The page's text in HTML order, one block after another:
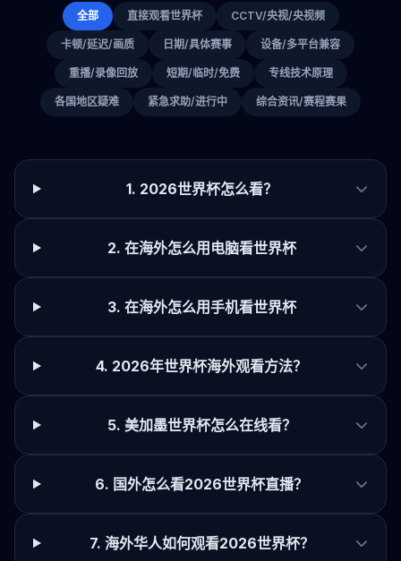
全部 直接观看世界杯 CCTV/央视/央视频
卡顿/延迟/画质 日期/具体赛事 设备/多平台兼容
重播/录像回放 短期/临时/免费 专线技术原理
各国地区疑难 紧急求助/进行中 综合资讯/赛程赛果
1. 2026世界杯怎么看？
2. 在海外怎么用电脑看世界杯
3. 在海外怎么用手机看世界杯
4. 2026年世界杯海外观看方法？
5. 美加墨世界杯怎么在线看？
6. 国外怎么看2026世界杯直播？
7. 海外华人如何观看2026世界杯？